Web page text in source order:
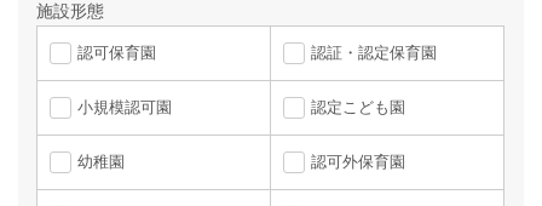
施設形態
認可保育園 認証・認定保育園
小規模認可園 認定こども園
幼稚園 認可外保育園